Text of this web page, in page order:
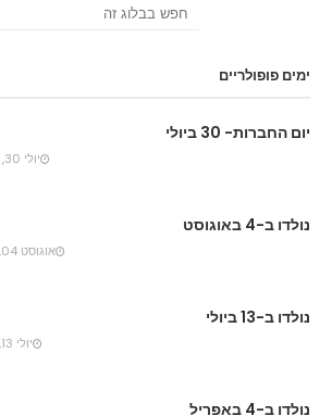
ימים פופולריים
יום החברות- 30 ביולי
יולי 30, 2023
נולדו ב-4 באוגוסט
אוגוסט 04, 2015
נולדו ב-13 ביולי
יולי 13, 2015
נולדו ב-4 באפריל